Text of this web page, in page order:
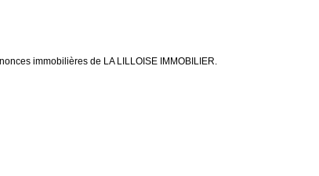
immobilières de LA LILLOISE IMMOBILIER.